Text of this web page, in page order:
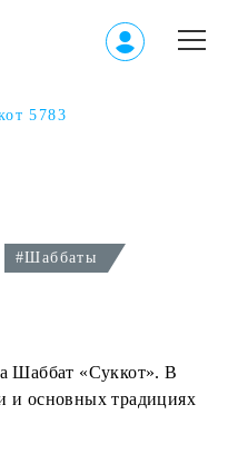
5783
#Шаббаты
Шаббат «Суккот». В
и основных традициях